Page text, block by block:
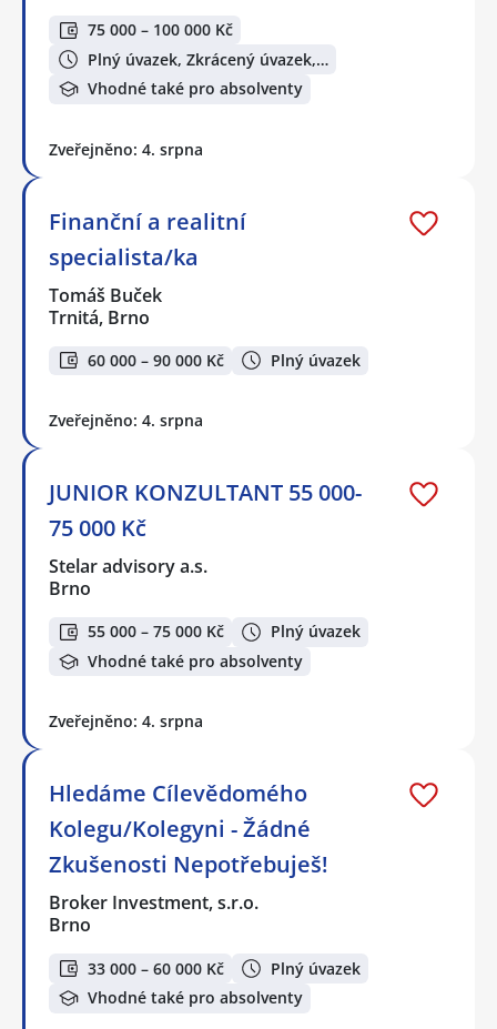
75 000 – 100 000 Kč
Plný úvazek, Zkrácený úvazek,…
Vhodné také pro absolventy
Zveřejněno: 4. srpna
Finanční a realitní
specialista/ka
Tomáš Buček
Trnitá, Brno
60 000 – 90 000 Kč Plný úvazek
Zveřejněno: 4. srpna
JUNIOR KONZULTANT 55 000-
75 000 Kč
Stelar advisory a.s.
Brno
55 000 – 75 000 Kč
Plný úvazek
Vhodné také pro absolventy
Zveřejněno: 4. srpna
Hledáme Cílevědomého
Kolegu/Kolegyni - Žádné
Zkušenosti Nepotřebuješ!
Broker Investment, s.r.o.
Brno
33 000 – 60 000 Kč
Plný úvazek
Vhodné také pro absolventy